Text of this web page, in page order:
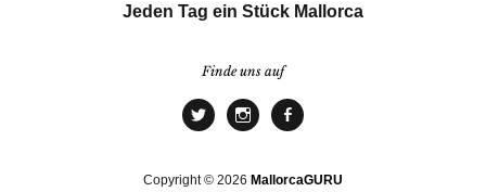
Jeden Tag ein Stück Mallorca
Finde uns auf
Copyright © 2026 MallorcaGURU